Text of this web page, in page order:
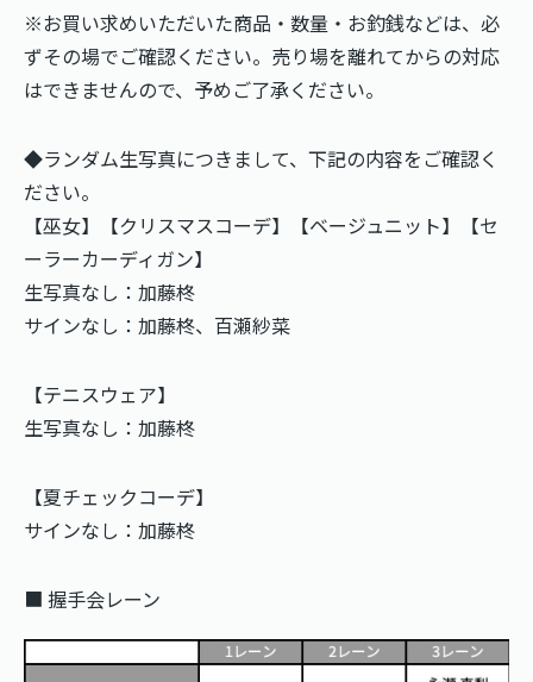
※お買い求めいただいた商品・数量・お釣銭などは、必
ずその場でご確認ください。売り場を離れてからの対応
はできませんので、予めご了承ください。
◆ランダム生写真につきまして、下記の内容をご確認く
ださい。
【巫女】【クリスマスコーデ】【ベージュニット】【セ
ーラーカーディガン】
生写真なし：加藤柊
サインなし：加藤柊、百瀬紗菜
【テニスウェア】
生写真なし：加藤柊
【夏チェックコーデ】
サインなし：加藤柊
■ 握手会レーン